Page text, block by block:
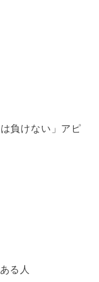
負けない」アピ
る人